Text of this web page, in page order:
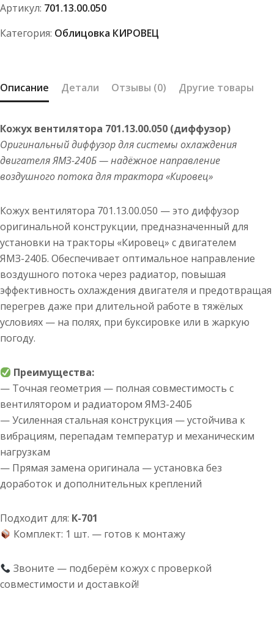
Артикул: 701.13.00.050
Категория: Облицовка КИРОВЕЦ
Описание Детали Отзывы (0) Другие товары
Кожух вентилятора 701.13.00.050 (диффузор)
Оригинальный диффузор для системы охлаждения
двигателя ЯМЗ-240Б — надёжное направление
воздушного потока для трактора «Кировец»
Кожух вентилятора 701.13.00.050 — это диффузор
оригинальной конструкции, предназначенный для
установки на тракторы «Кировец» с двигателем
ЯМЗ-240Б. Обеспечивает оптимальное направление
воздушного потока через радиатор, повышая
эффективность охлаждения двигателя и предотвращая
перегрев даже при длительной работе в тяжёлых
условиях — на полях, при буксировке или в жаркую
погоду.
Преимущества:
— Точная геометрия — полная совместимость с
вентилятором и радиатором ЯМЗ-240Б
— Усиленная стальная конструкция — устойчива к
вибрациям, перепадам температур и механическим
нагрузкам
— Прямая замена оригинала — установка без
доработок и дополнительных креплений
Подходит для: К-701
Комплект: 1 шт. — готов к монтажу
Звоните — подберём кожух с проверкой
совместимости и доставкой!